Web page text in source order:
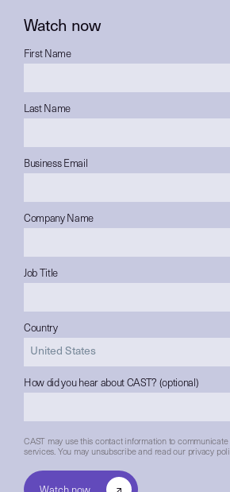
Watch now
First Name
Last Name
Business Email
Company Name
Job Title
Country
How did you hear about CAST? (optional)
CAST may use this contact information to
services. You may unsubscribe and read our privacy